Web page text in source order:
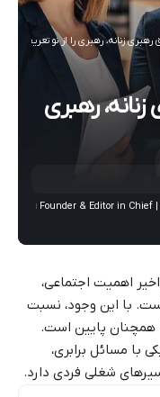
رهبری زنانه، رهبری را از نو تعریف
رهبری
اهمیت اجتماعی،
با این وجود، نسبت
همچنان پایین است.
با مسائل برابری،
شغلی فردی دارد.